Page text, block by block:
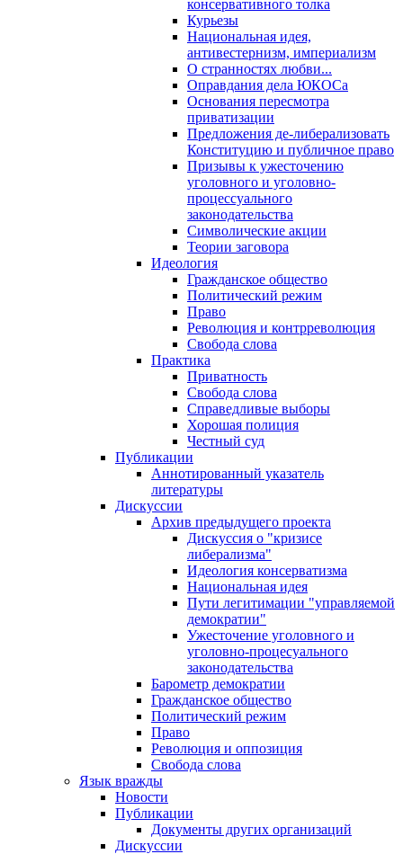
консервативного толка
Курьезы
Национальная идея,
антивестернизм, империализм
О странностях любви...
Оправдания дела ЮКОСа
Основания пересмотра
приватизации
Предложения де-либерализовать
Конституцию и публичное право
Призывы к ужесточению
уголовного и уголовно-
процессуального
законодательства
Символические акции
Теории заговора
Идеология
Гражданское общество
Политический режим
Право
Революция и контрреволюция
Свобода слова
Практика
Приватность
Свобода слова
Справедливые выборы
Хорошая полиция
Честный суд
Публикации
Аннотированный указатель
литературы
Дискуссии
Архив предыдущего проекта
Дискуссия о "кризисе
либерализма"
Идеология консерватизма
Национальная идея
Пути легитимации "управляемой
демократии"
Ужесточение уголовного и
уголовно-процесуального
законодательства
Барометр демократии
Гражданское общество
Политический режим
Право
Революция и оппозиция
Свобода слова
Язык вражды
Новости
Публикации
Документы других организаций
Дискуссии